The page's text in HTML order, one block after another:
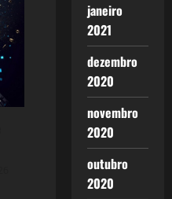
janeiro
2021
dezembro
2020
novembro
2020
outubro
2020